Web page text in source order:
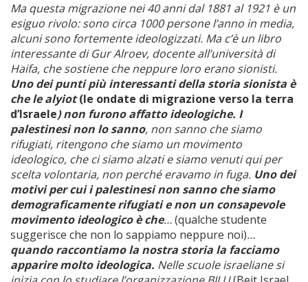
Ma questa migrazione nei 40 anni dal 1881 al 1921 è un
esiguo rivolo: sono circa 1000 persone l’anno in media,
alcuni sono fortemente ideologizzati. Ma c’è un libro
interessante di Gur Alroev, docente all’università di
Haifa, che sostiene che neppure loro erano sionisti.
Uno dei punti più interessanti della storia sionista è
che le alyiot(le ondate di migrazione verso la terra
d’Israele) non furono affatto ideologiche. I
palestinesi non lo sanno, non sanno che siamo
rifugiati, ritengono che siamo un movimento
ideologico, che ci siamo alzati e siamo venuti qui per
scelta volontaria, non perché eravamo in fuga. Uno dei
motivi per cui i palestinesi non sanno che siamo
demograficamente rifugiati e non un consapevole
movimento ideologico è che…(qualche studente
suggerisce che non lo sappiamo neppure noi)…
quando raccontiamo la nostra storia la facciamo
apparire molto ideologica. Nelle scuole israeliane si